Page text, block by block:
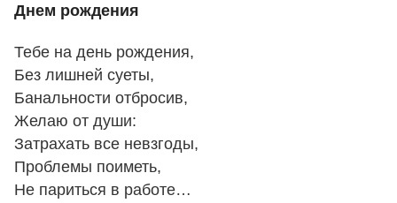
Днем рождения
Тебе на день рождения,
Без лишней суеты,
Банальности отбросив,
Желаю от души:
Затрахать все невзгоды,
Проблемы поиметь,
Не париться в работе…